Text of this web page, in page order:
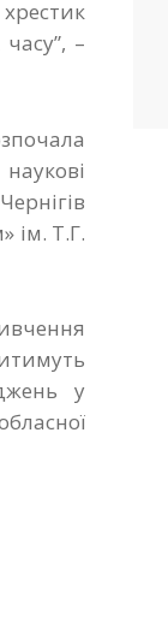
–
ім. Т.Г.
у